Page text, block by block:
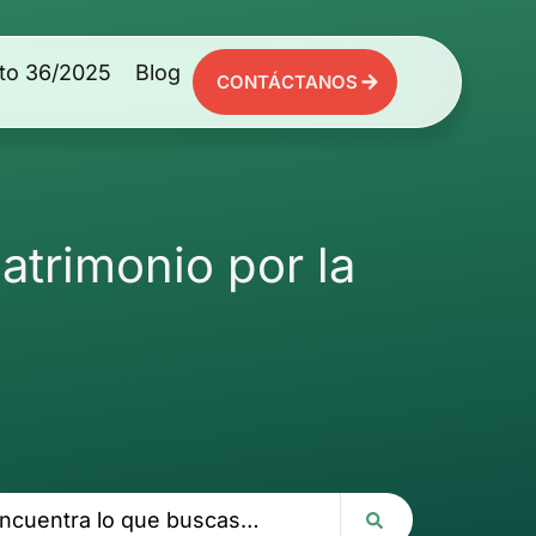
36/2025 Blog CONTÁCTANOS
por la